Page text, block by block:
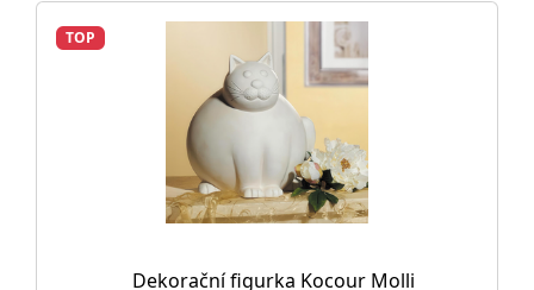
TOP
Dekorační figurka Kocour Molli